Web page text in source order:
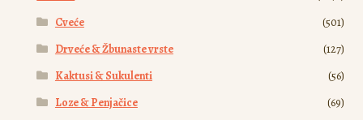
Cveće
(501)
Drveće & Žbunaste vrste
(127)
Kaktusi & Sukulenti
(56)
Loze & Penjačice
(69)